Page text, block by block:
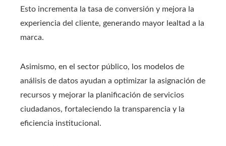
Esto incrementa la tasa de conversión y mejora la
experiencia del cliente, generando mayor lealtad a la
marca.
Asimismo, en el sector público, los modelos de
análisis de datos ayudan a optimizar la asignación de
recursos y mejorar la planificación de servicios
ciudadanos, fortaleciendo la transparencia y la
eficiencia institucional.